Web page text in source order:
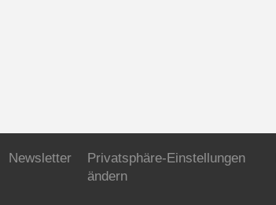
Newsletter
Privatsphäre-Einstellungen
ändern